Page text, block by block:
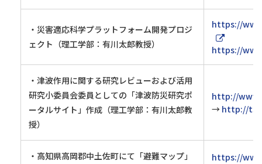
・災害適応科学プラットフォーム開発プロジ
ェクト（理工学部：有川太郎教授）
https://
https://
・津波作用に関する研究レビューおよび活用
研究小委員会委員としての「津波防災研究ポ
ータルサイト」作成（理工学部：有川太郎教
授）
http://
→ http://
・高知県高岡郡中土佐町にて「避難マップ」
https://